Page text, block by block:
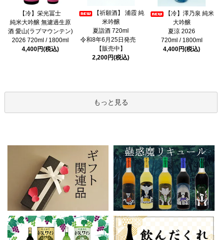
【冷】栄光冨士
純米大吟醸 無濾過生原
酒 愛山(ラブマウンテン)
2026 720ml / 1800ml
4,400円(税込)
【祈願酒】 浦霞 純
米吟醸
夏詣酒 720ml
令和8年6月25日発売
【販売中】
2,200円(税込)
【冷】澤乃泉 純米
大吟醸
夏涼 2026
720ml / 1800ml
4,400円(税込)
もっと見る